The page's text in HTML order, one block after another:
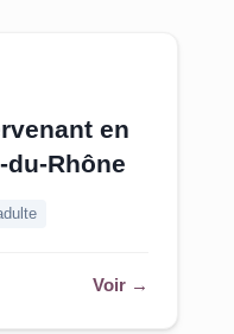
en
du-Rhône
Voir →